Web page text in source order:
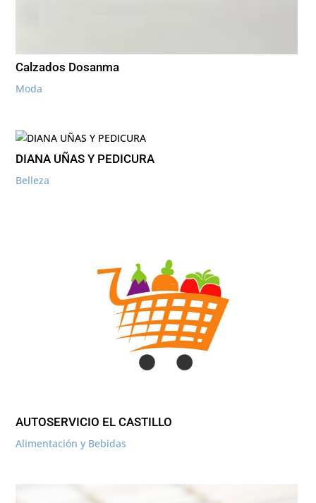
Calzados Dosanma
Moda
DIANA UÑAS Y PEDICURA
Belleza
AUTOSERVICIO EL CASTILLO
Alimentación y Bebidas